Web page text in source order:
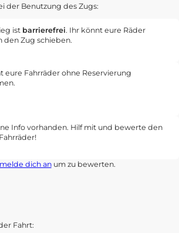
der Benutzung des Zugs:
ist barrierefrei. Ihr könnt eure Räder
den Zug schieben.
eure Fahrräder ohne Reservierung
Info vorhanden. Hilf mit und bewerte den
melde dich anum zu bewerten.
Fahrt: